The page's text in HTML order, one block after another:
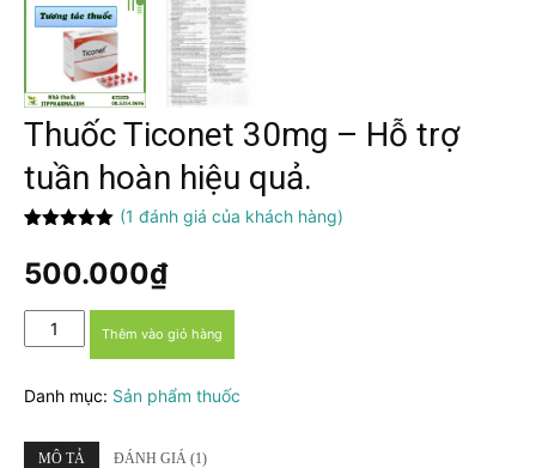
Thuốc Ticonet 30mg – Hỗ trợ
tuần hoàn hiệu quả.
dựa trên
đánh giá
(1 đánh giá của khách hàng)
500.000₫
Thuốc
Ticonet
-
trợ
Thêm vào giỏ hàng
Danh mục: Sản phẩm thuốc
MÔ TẢ ĐÁNH GIÁ (1)